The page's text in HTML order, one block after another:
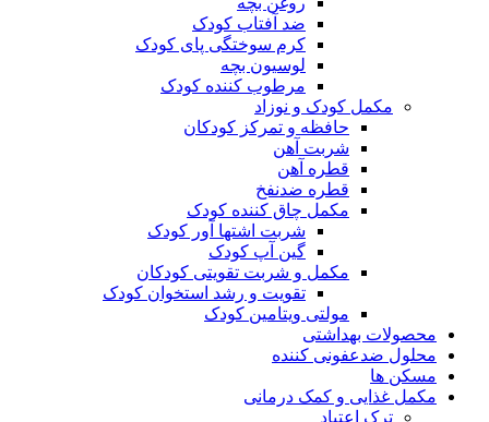
ضد آفتاب کودک
کرم سوختگی پای کودک
لوسیون بچه
مرطوب کننده کودک
مکمل کودک و نوزاد
حافظه و تمرکز کودکان
شربت آهن
قطره آهن
قطره ضدنفخ
مکمل چاق کننده کودک
شربت اشتها آور کودک
گین آپ کودک
مکمل و شربت تقویتی کودکان
تقویت و رشد استخوان کودک
مولتی ویتامین کودک
محصولات بهداشتی
محلول ضدعفونی کننده
مسکن ها
مکمل غذایی و کمک درمانی
ترک اعتیاد